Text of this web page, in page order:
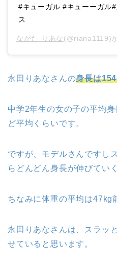
#キューガル #キューーガル
ス
ながた りあな(@riana1119)
永田りあなさんの身長は
中学2年生の女の子の平均
ど平均くらいです。
ですが、モデルさんですし
らどんどん身長が伸びてい
ちなみに体重の平均は47kg
永田りあなさんは、スラッ
せていると思います。